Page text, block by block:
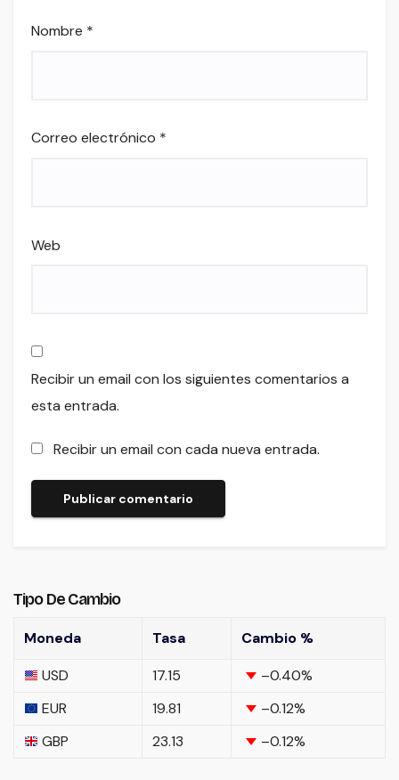
Nombre *
Correo electrónico *
Web
Recibir un email con los siguientes comentarios a
esta entrada.
Recibir un email con cada nueva entrada.
Tipo De Cambio
Moneda Tasa
Cambio %
USD
17.15 –0.40%
EUR
19.81 –0.12%
GBP
23.13 –0.12%